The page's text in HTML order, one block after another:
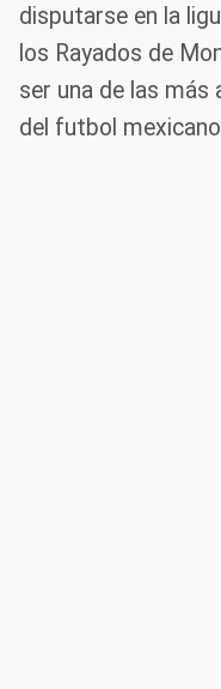
disputarse en la
los Rayados de
ser una de las
del futbol